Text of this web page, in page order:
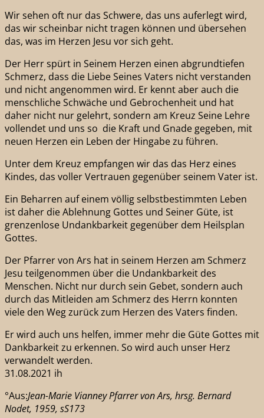
Wir sehen oft nur das Schwere, das uns auferlegt wird,
das wir scheinbar nicht tragen können und übersehen
das, was im Herzen Jesu vor sich geht.
Der Herr spürt in Seinem Herzen einen abgrundtiefen
Schmerz, dass die Liebe Seines Vaters nicht verstanden
und nicht angenommen wird. Er kennt aber auch die
menschliche Schwäche und Gebrochenheit und hat
daher nicht nur gelehrt, sondern am Kreuz Seine Lehre
vollendet und uns so die Kraft und Gnade gegeben, mit
neuen Herzen ein Leben der Hingabe zu führen.
Unter dem Kreuz empfangen wir das das Herz eines
Kindes, das voller Vertrauen gegenüber seinem Vater ist.
Ein Beharren auf einem völlig selbstbestimmten Leben
ist daher die Ablehnung Gottes und Seiner Güte, ist
grenzenlose Undankbarkeit gegenüber dem Heilsplan
Gottes.
Der Pfarrer von Ars hat in seinem Herzen am Schmerz
Jesu teilgenommen über die Undankbarkeit des
Menschen. Nicht nur durch sein Gebet, sondern auch
durch das Mitleiden am Schmerz des Herrn konnten
viele den Weg zurück zum Herzen des Vaters finden.
Er wird auch uns helfen, immer mehr die Güte Gottes mit
Dankbarkeit zu erkennen. So wird auch unser Herz
verwandelt werden.
31.08.2021 ih
°Aus:Jean-Marie Vianney Pfarrer von Ars, hrsg. Bernard
Nodet, 1959, sS173